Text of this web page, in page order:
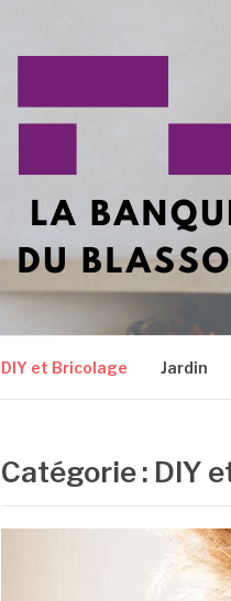
LA
Tous vos sujets en décoration !
DIY et Bricolage Jardin
Catégorie : DIY